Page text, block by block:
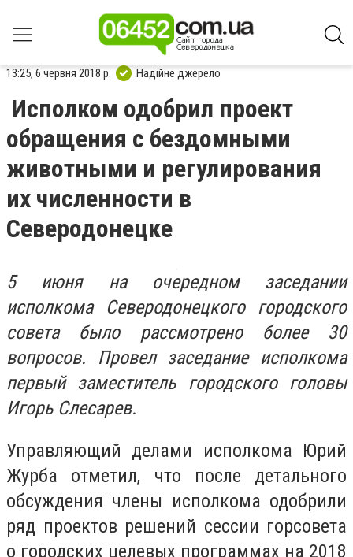
13:25, 6 червня 2018 р. Надійне джерело
Исполком одобрил проект
обращения с бездомными
животными и регулирования
их численности в
Северодонецке
5 июня на очередном заседании
исполкома Северодонецкого городского
совета было рассмотрено более 30
вопросов. Провел заседание исполкома
первый заместитель городского головы
Игорь Слесарев.
Управляющий делами исполкома Юрий
Журба отметил, что после детального
обсуждения члены исполкома одобрили
ряд проектов решений сессии горсовета
о городских целевых программах на 2018